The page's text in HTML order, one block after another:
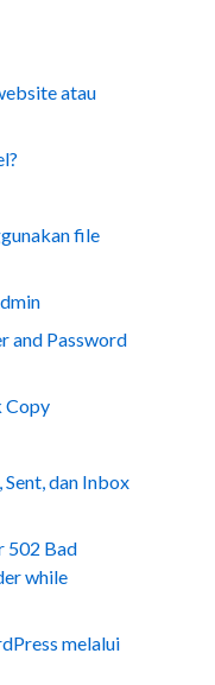
atau
file
and Password
Copy
dan Inbox
502 Bad
while
melalui